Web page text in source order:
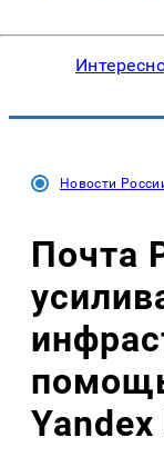
Новости
Почта
Yandex